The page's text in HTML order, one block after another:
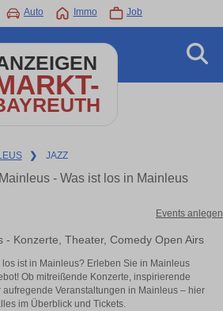
Auto Immo Job
❯ JAZZ
- Was ist los in Mainleus
Events anlegen
- Konzerte, Theater, Comedy Open Airs
ist in Mainleus? Erleben Sie in Mainleus
Ob mitreißende Konzerte, inspirierende
Veranstaltungen in Mainleus – hier
im Überblick und Tickets.